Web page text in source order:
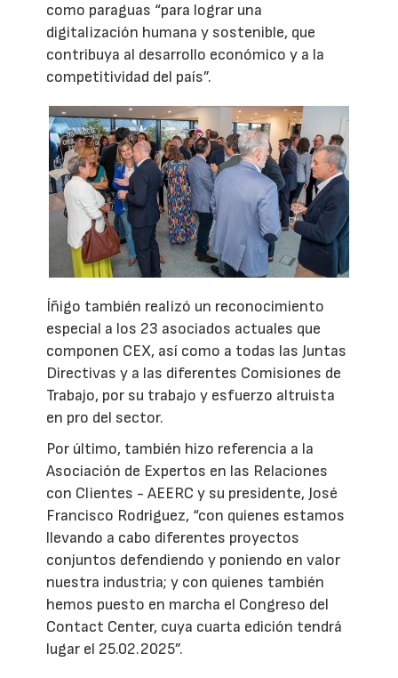
como paraguas “para lograr una
digitalización humana y sostenible, que
contribuya al desarrollo económico y a la
competitividad del país”.
Íñigo también realizó un reconocimiento
especial a los 23 asociados actuales que
componen CEX, así como a todas las Juntas
Directivas y a las diferentes Comisiones de
Trabajo, por su trabajo y esfuerzo altruista
en pro del sector.
Por último, también hizo referencia a la
Asociación de Expertos en las Relaciones
con Clientes - AEERC y su presidente, José
Francisco Rodriguez, “con quienes estamos
llevando a cabo diferentes proyectos
conjuntos defendiendo y poniendo en valor
nuestra industria; y con quienes también
hemos puesto en marcha el Congreso del
Contact Center, cuya cuarta edición tendrá
lugar el 25.02.2025”.